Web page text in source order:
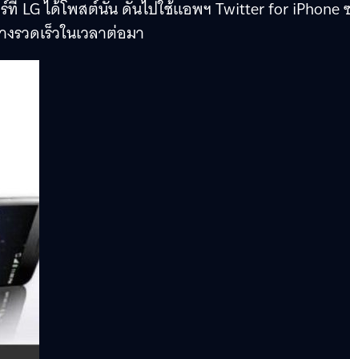
LG ได้โพสต์นั้น ดันไปใช้แอพฯ Twitter for iPhone
วดเร็วในเวลาต่อมา